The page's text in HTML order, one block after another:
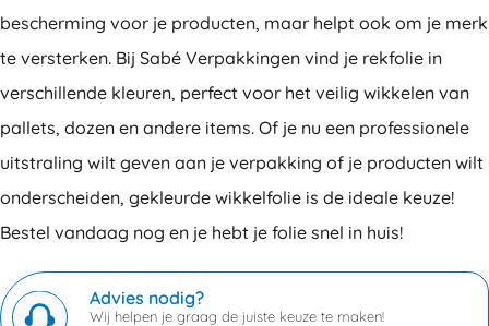
bescherming voor je producten, maar helpt ook om je merk
te versterken. Bij Sabé Verpakkingen vind je rekfolie in
verschillende kleuren, perfect voor het veilig wikkelen van
pallets, dozen en andere items. Of je nu een professionele
uitstraling wilt geven aan je verpakking of je producten wilt
onderscheiden, gekleurde wikkelfolie is de ideale keuze!
Bestel vandaag nog en je hebt je folie snel in huis!
Advies nodig?
Wij helpen je graag de juiste keuze te maken!